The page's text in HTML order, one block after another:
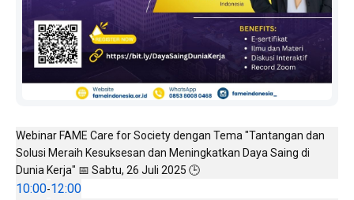
Webinar FAME Care for Society dengan Tema "Tantangan dan
Solusi Meraih Kesuksesan dan Meningkatkan Daya Saing di
Dunia Kerja" 📅 Sabtu, 26 Juli 2025 🕒
10:00-12:00